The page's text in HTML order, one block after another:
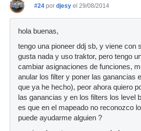
#24 por djesy el 29/08/2014
hola buenas,
tengo una pioneer ddj sb, y viene con
gusta nada y uso traktor, pero tengo
cambiar asignaciones de funciones,
anular los filter y poner las ganancias
que ya he hecho), peor ahora quiero
las ganancias y en los filters los level
es que en el mapeado no reconozco
puede ayudarme alguien ?